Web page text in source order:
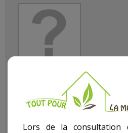
108500230
Lors de la consultation